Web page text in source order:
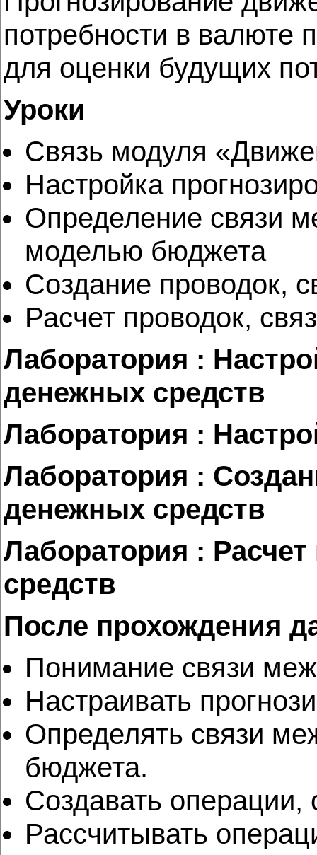
потребности в валюте
для оценки будущих
Уроки
Связь модуля
Настройка
Определение связи
моделью бюджета
Создание проводок,
Расчет проводок,
Лаборатория :
денежных средств
Лаборатория :
Лаборатория :
денежных средств
Лаборатория :
средств
После прохождения
Понимание связи
Настраивать
Определять связи
бюджета.
Создавать
Рассчитывать